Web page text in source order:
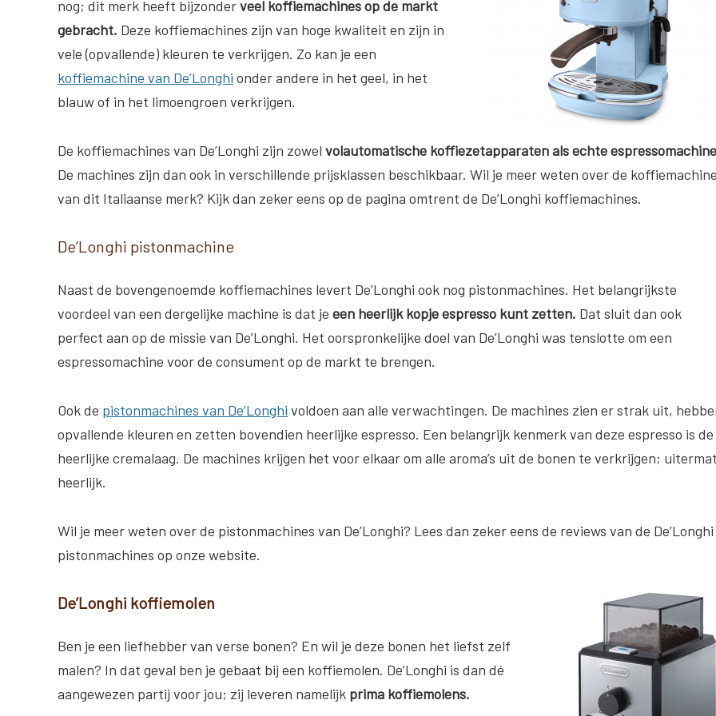
nog; dit merk heeft bijzonderveel koffiemachines op de markt
gebracht. Deze koffiemachines zijn van hoge kwaliteit en zijn in
vele (opvallende) kleuren te verkrijgen. Zo kan je een
koffiemachine van De’Longhi onder andere in het geel, in het
blauw of in het limoengroen verkrijgen.
De koffiemachines van De’Longhi zijn zowel volautomatische koffiezetapparaten als echte
De machines zijn dan ook in verschillende prijsklassen beschikbaar. Wil je meer weten over de
van dit Italiaanse merk? Kijk dan zeker eens op de pagina omtrent de De’Longhi koffiemachines.
De’Longhi pistonmachine
Naast de bovengenoemde koffiemachines levert De’Longhi ook nog pistonmachines. Het belangrijkste
voordeel van een dergelijke machine is dat je een heerlijk kopje espresso kunt zetten. Dat sluit dan ook
perfect aan op de missie van De’Longhi. Het oorspronkelijke doel van De’Longhi was tenslotte om een
espressomachine voor de consument op de markt te brengen.
Ook de pistonmachines van De’Longhi voldoen aan alle verwachtingen. De machines zien er strak uit,
opvallende kleuren en zetten bovendien heerlijke espresso. Een belangrijk kenmerk van deze espresso is de
heerlijke cremalaag. De machines krijgen het voor elkaar om alle aroma’s uit de bonen te verkrijgen;
heerlijk.
Wil je meer weten over de pistonmachines van De’Longhi? Lees dan zeker eens de reviews van de De’Longhi
pistonmachines op onze website.
De’Longhi koffiemolen
Ben je een liefhebber van verse bonen? En wil je deze bonen het liefst zelf
malen? In dat geval ben je gebaat bij een koffiemolen. De’Longhi is dan dé
aangewezen partij voor jou; zij leveren namelijk prima koffiemolens.